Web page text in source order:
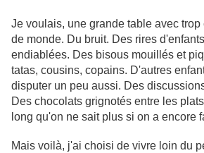
Je voulais, une grande table avec
de monde. Du bruit. Des rires
endiablées. Des bisous mouillés et
tatas, cousins, copains. D'autres
disputer un peu aussi. Des
Des chocolats grignotés entre les
long qu'on ne sait plus si on a encore
Mais voilà, j'ai choisi de vivre loin du